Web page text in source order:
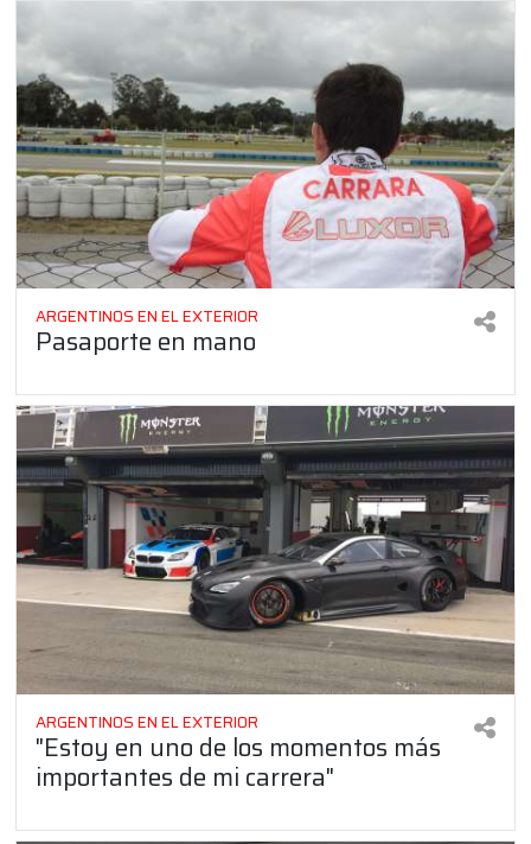
ARGENTINOS EN EL EXTERIOR
Pasaporte en mano
ARGENTINOS EN EL EXTERIOR
"Estoy en uno de los momentos más
importantes de mi carrera"